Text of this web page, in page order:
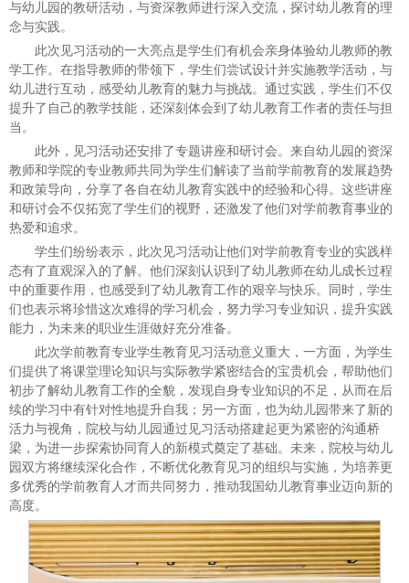
与幼儿园的教研活动，与资深教师进行深入交流，探讨幼儿教育的理
念与实践。
此次见习活动的一大亮点是学生们有机会亲身体验幼儿教师的教
学工作。在指导教师的带领下，学生们尝试设计并实施教学活动，与
幼儿进行互动，感受幼儿教育的魅力与挑战。通过实践，学生们不仅
提升了自己的教学技能，还深刻体会到了幼儿教育工作者的责任与担
当。
此外，见习活动还安排了专题讲座和研讨会。来自幼儿园的资深
教师和学院的专业教师共同为学生们解读了当前学前教育的发展趋势
和政策导向，分享了各自在幼儿教育实践中的经验和心得。这些讲座
和研讨会不仅拓宽了学生们的视野，还激发了他们对学前教育事业的
热爱和追求。
学生们纷纷表示，此次见习活动让他们对学前教育专业的实践样
态有了直观深入的了解。他们深刻认识到了幼儿教师在幼儿成长过程
中的重要作用，也感受到了幼儿教育工作的艰辛与快乐。同时，学生
们也表示将珍惜这次难得的学习机会，努力学习专业知识，提升实践
能力，为未来的职业生涯做好充分准备。
此次学前教育专业学生教育见习活动意义重大，一方面，为学生
们提供了将课堂理论知识与实际教学紧密结合的宝贵机会，帮助他们
初步了解幼儿教育工作的全貌，发现自身专业知识的不足，从而在后
续的学习中有针对性地提升自我；另一方面，也为幼儿园带来了新的
活力与视角，院校与幼儿园通过见习活动搭建起更为紧密的沟通桥
梁，为进一步探索协同育人的新模式奠定了基础。未来，院校与幼儿
园双方将继续深化合作，不断优化教育见习的组织与实施，为培养更
多优秀的学前教育人才而共同努力，推动我国幼儿教育事业迈向新的
高度。